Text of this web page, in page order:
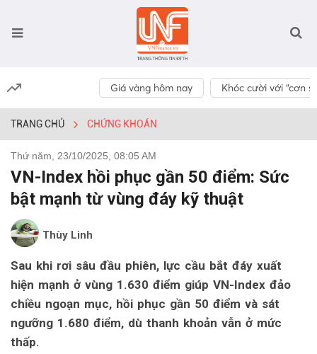
Giá vàng hôm nay Khóc cười với “cơn
TRANG CHỦ CHỨNG KHOÁN
Thứ năm, 23/10/2025, 08:05 AM
VN-Index hồi phục gần 50 điểm: Sức
bật mạnh từ vùng đáy kỹ thuật
Thùy Linh
Sau khi rơi sâu đầu phiên, lực cầu bắt đáy xuất
hiện mạnh ở vùng 1.630 điểm giúp VN-Index đảo
chiều ngoạn mục, hồi phục gần 50 điểm và sát
ngưỡng 1.680 điểm, dù thanh khoản vẫn ở mức
thấp.